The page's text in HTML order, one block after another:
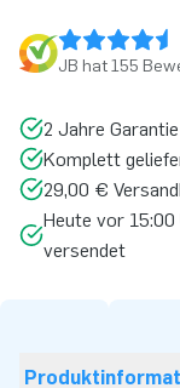
JB hat 155
2 Jahre Garantie
Komplett
29,00 €
Heute vor
versendet